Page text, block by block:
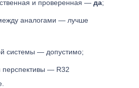
и проверенная — да;
аналогами — лучше
системы — допустимо;
перспективы — R32